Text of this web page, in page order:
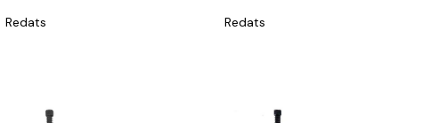
Redats Redats